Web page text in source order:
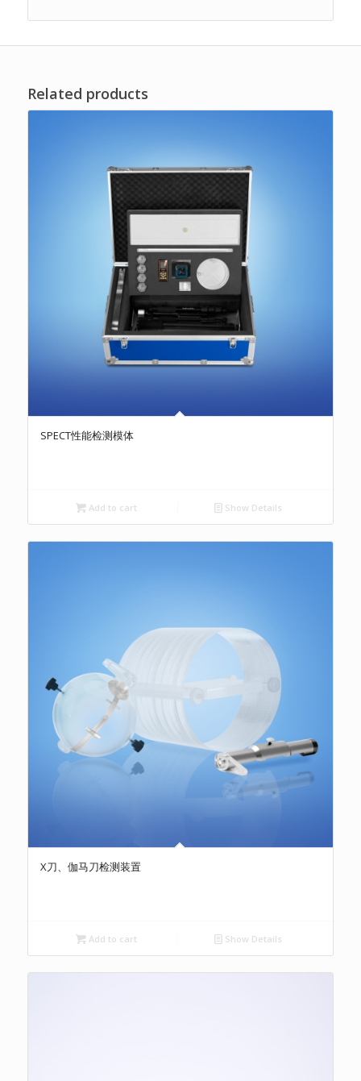
Related products
SPECT性能检测模体
Add to cart Show Details
X刀、伽马刀检测装置
Add to cart Show Details